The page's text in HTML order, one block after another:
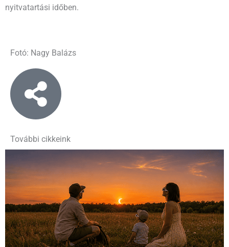
nyitvatartási időben.
Fotó: Nagy Balázs
További cikkeink